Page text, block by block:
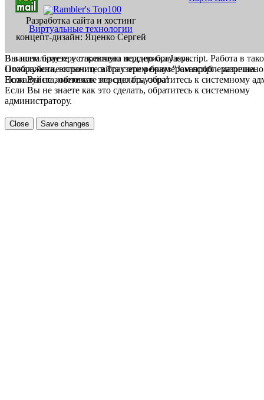
Разработка сайта и хостинг
Виртуальные технологии
концепт-дизайн: Яценко Сергей
В вашем браузере отключена поддержка Jasvscript. Работа в
Пожалуйста, включите в браузере режим "Javascript -
Если Вы не знаете как это сделать, обратитесь к системному
Вы используете устаревшую версию браузера.
Отображение страниц сайта с этим браузером проблематична.
Пожалуйста, обновите версию браузера!
Если Вы не знаете как это сделать, обратитесь к системному
администратору.
Close Save changes